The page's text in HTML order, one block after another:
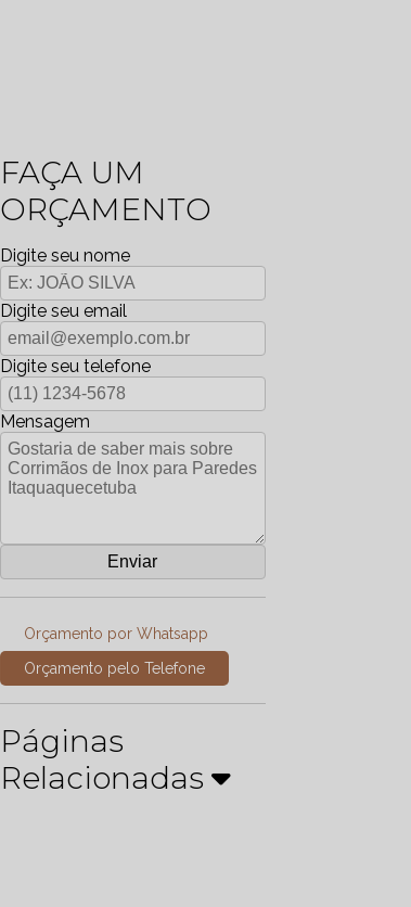
FAÇA UM
ORÇAMENTO
Digite seu nome
Digite seu email
Digite seu telefone
Mensagem
Orçamento por Whatsapp
Orçamento pelo Telefone
Páginas
Relacionadas